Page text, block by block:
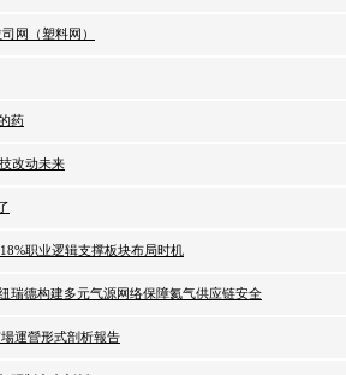
网（塑料网）
药
改动未来
职业逻辑支撑板块布局时机
瑞德构建多元气源网络保障氦气供应链安全
運營形式剖析報告